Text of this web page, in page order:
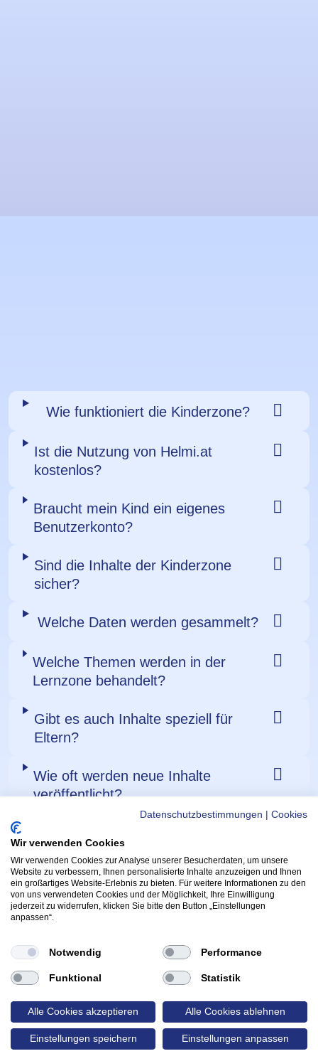
Datenschutzbestimmungen Cookies
Wir verwenden Cookies
Wir verwenden Cookies zur Analyse unserer Besucherdaten, um unsere
Website zu verbessern, Ihnen personalisierte Inhalte anzuzeigen und Ihnen
ein großartiges Website-Erlebnis zu bieten. Für weitere Informationen zu den
von uns verwendeten Cookies und der Möglichkeit, Ihre Einwilligung
jederzeit zu widerrufen, klicken Sie bitte den Button „Einstellungen
anpassen“.
Notwendig Performance
Funktional Statistik
Alle Cookies akzeptieren Alle Cookies ablehnen
Einstellungen speichern Einstellungen anpassen
Wie funktioniert die Kinderzone?
Ist die Nutzung von Helmi.at
kostenlos?
Braucht mein Kind ein eigenes
Benutzerkonto?
Sind die Inhalte der Kinderzone
sicher?
Welche Daten werden gesammelt?
Welche Themen werden in der
Lernzone behandelt?
Gibt es auch Inhalte speziell für
Eltern?
Wie oft werden neue Inhalte
veröffentlicht?
WICHTIGE LINKS
Helmi Post
Kontakt & Support
APPS
Hoppala App
(Öffnet in
Radfahrprüfung
FOLGE HELMI:
Rechtliche Verlinkungen
Cookie EinstellungenDatenschutz(Öffnet in neuem Tab)
Impressum (Öffnet in neuem Tab)
made with❤️by probots.io